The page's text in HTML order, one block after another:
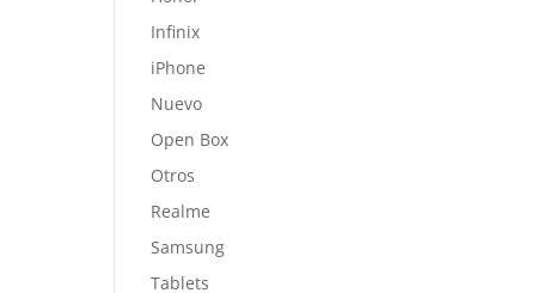
Infinix
iPhone
Nuevo
Open Box
Otros
Realme
Samsung
Tablets